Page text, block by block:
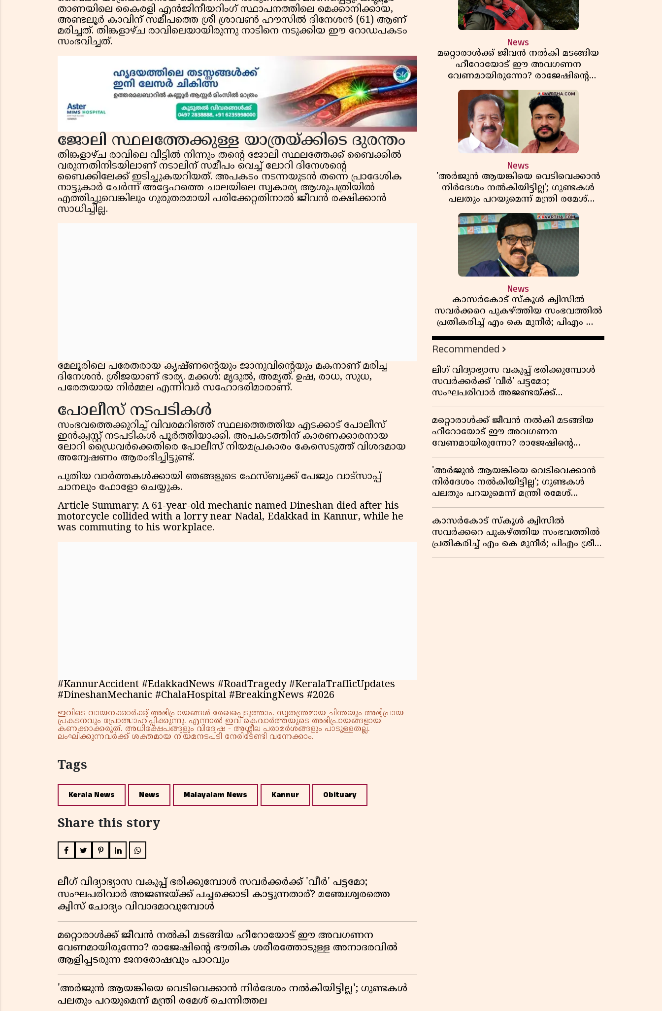
താണയിലെ കൈരളി എൻജിനീയറിംഗ് സ്ഥാപനത്തിലെ മെക്കാനിക്കായ,
അണ്ടലൂർ കാവിന് സമീപത്തെ ശ്രീ ശ്രാവൺ ഹൗസിൽ ദിനേശൻ (61) ആണ്
മരിച്ചത്. തിങ്കളാഴ്ച രാവിലെയായിരുന്നു നാടിനെ നടുക്കിയ ഈ റോഡപകടം
സംഭവിച്ചത്.
ജോലി സ്ഥലത്തേക്കുള്ള യാത്രയ്ക്കിടെ ദുരന്തം
തിങ്കളാഴ്ച രാവിലെ വീട്ടിൽ നിന്നും തൻ്റെ ജോലി സ്ഥലത്തേക്ക് ബൈക്കിൽ
വരുന്നതിനിടയിലാണ് നടാലിന് സമീപം വെച്ച് ലോറി ദിനേശൻ്റെ
ബൈക്കിലേക്ക് ഇടിച്ചുകയറിയത്. അപകടം നടന്നയുടൻ തന്നെ പ്രാദേശിക
നാട്ടുകാർ ചേർന്ന് അദ്ദേഹത്തെ ചാലയിലെ സ്വകാര്യ ആശുപത്രിയിൽ
എത്തിച്ചുവെങ്കിലും ഗുരുതരമായി പരിക്കേറ്റതിനാൽ ജീവൻ രക്ഷിക്കാൻ
സാധിച്ചില്ല.
മേലൂരിലെ പരേതരായ കൃഷ്ണൻ്റെയും ജാനുവിൻ്റെയും മകനാണ് മരിച്ച
ദിനേശൻ. ശ്രീജയാണ് ഭാര്യ. മക്കൾ: മൃദുൽ, അമൃത്. ഉഷ, രാധ, സുധ,
പരേതയായ നിർമ്മല എന്നിവർ സഹോദരിമാരാണ്.
പോലീസ് നടപടികൾ
സംഭവത്തെക്കുറിച്ച് വിവരമറിഞ്ഞ് സ്ഥലത്തെത്തിയ എടക്കാട് പോലീസ്
ഇൻക്വസ്റ്റ് നടപടികൾ പൂർത്തിയാക്കി. അപകടത്തിന് കാരണക്കാരനായ
ലോറി ഡ്രൈവർക്കെതിരെ പോലീസ് നിയമപ്രകാരം കേസെടുത്ത് വിശദമായ
അന്വേഷണം ആരംഭിച്ചിട്ടുണ്ട്.
പുതിയ വാർത്തകൾക്കായി ഞങ്ങളുടെ ഫേസ്ബുക്ക് പേജും വാട്സാപ്പ്
ചാനലും ഫോളോ ചെയ്യുക.
Article Summary: A 61-year-old mechanic named Dineshan died after his
motorcycle collided with a lorry near Nadal, Edakkad in Kannur, while he
was commuting to his workplace.
#KannurAccident #EdakkadNews #RoadTragedy #KeralaTrafficUpdates
#DineshanMechanic #ChalaHospital #BreakingNews #2026
ഇവിടെ വായനക്കാർക്ക് അഭിപ്രായങ്ങൾ രേഖപ്പെടുത്താം. സ്വതന്ത്രമായ ചിന്തയും അഭിപ്രായ
പ്രകടനവും പ്രോത്സാഹിപ്പിക്കുന്നു. എന്നാൽ ഇവ കെവാർത്തയുടെ അഭിപ്രായങ്ങളായി
കണക്കാക്കരുത്. അധിക്ഷേപങ്ങളും വിദ്വേഷ - അശ്ലീല പരാമർശങ്ങളും പാടുള്ളതല്ല.
ലംഘിക്കുന്നവർക്ക് ശക്തമായ നിയമനടപടി നേരിടേണ്ടി വന്നേക്കാം.
Tags
Kerala News News Malayalam News Kannur Obituary
Share this story
ലീഗ് വിദ്യാഭ്യാസ വകുപ്പ് ഭരിക്കുമ്പോൾ സവർക്കർക്ക് 'വീർ' പട്ടമോ;
സംഘപരിവാർ അജണ്ടയ്ക്ക് പച്ചക്കൊടി കാട്ടുന്നതാര്? മഞ്ചേശ്വരത്തെ
ക്വിസ് ചോദ്യം വിവാദമാവുമ്പോൾ
മറ്റൊരാൾക്ക് ജീവൻ നൽകി മടങ്ങിയ ഹീറോയോട് ഈ അവഗണന
വേണമായിരുന്നോ? രാജേഷിൻ്റെ ഭൗതിക ശരീരത്തോടുള്ള അനാദരവിൽ
ആളിപ്പടരുന്ന ജനരോഷവും പാഠവും
'അർജുൻ ആയങ്കിയെ വെടിവെക്കാൻ നിർദേശം നൽകിയിട്ടില്ല'; ഗുണ്ടകൾ
പലതും പറയുമെന്ന് മന്ത്രി രമേശ് ചെന്നിത്തല
News
മറ്റൊരാൾക്ക് ജീവൻ നൽകി മടങ്ങിയ
ഹീറോയോട് ഈ അവഗണന
വേണമായിരുന്നോ? രാജേഷിൻ്റെ
ഭൗതിക ശരീരത്തോടുള്ള അനാദരവിൽ
ആളിപ്പടരുന്ന ജനരോഷവും പാഠവും
News
'അർജുൻ ആയങ്കിയെ വെടിവെക്കാൻ
നിർദേശം നൽകിയിട്ടില്ല'; ഗുണ്ടകൾ
പലതും പറയുമെന്ന് മന്ത്രി രമേശ്
ചെന്നിത്തല
News
കാസർകോട് സ്കൂൾ ക്വിസിൽ
സവർക്കറെ പുകഴ്ത്തിയ സംഭവത്തിൽ
പ്രതികരിച്ച് എം കെ മുനീർ; പിഎം ശ്രീ
പദ്ധതിയിലും പ്രതികരണം
Recommended
ലീഗ് വിദ്യാഭ്യാസ വകുപ്പ് ഭരിക്കുമ്പോൾ
സവർക്കർക്ക് 'വീർ' പട്ടമോ;
സംഘപരിവാർ അജണ്ടയ്ക്ക്
പച്ചക്കൊടി കാട്ടുന്നതാര്?
മഞ്ചേശ്വരത്തെ ക്വിസ് ചോദ്യം
വിവാദമാവുമ്പോൾ
മറ്റൊരാൾക്ക് ജീവൻ നൽകി മടങ്ങിയ
ഹീറോയോട് ഈ അവഗണന
വേണമായിരുന്നോ? രാജേഷിൻ്റെ
ഭൗതിക ശരീരത്തോടുള്ള അനാദരവിൽ
ആളിപ്പടരുന്ന ജനരോഷവും പാഠവും
'അർജുൻ ആയങ്കിയെ വെടിവെക്കാൻ
നിർദേശം നൽകിയിട്ടില്ല'; ഗുണ്ടകൾ
പലതും പറയുമെന്ന് മന്ത്രി രമേശ്
ചെന്നിത്തല
കാസർകോട് സ്കൂൾ ക്വിസിൽ
സവർക്കറെ പുകഴ്ത്തിയ സംഭവത്തിൽ
പ്രതികരിച്ച് എം കെ മുനീർ; പിഎം ശ്രീ
പദ്ധതിയിലും പ്രതികരണം